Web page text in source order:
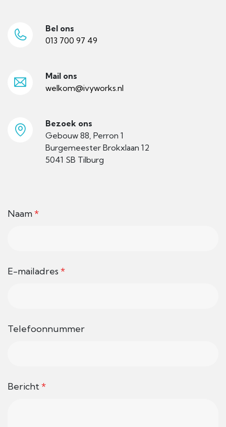
Bel ons
013 700 97 49
Mail ons
welkom@ivyworks.nl
Bezoek ons
Gebouw 88, Perron 1
Burgemeester Brokxlaan 12
5041 SB Tilburg
Naam*
E-mailadres *
Telefoonnummer
Bericht*